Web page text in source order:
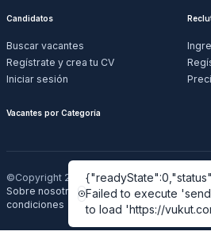
Candidatos
Buscar vacantes
Regístrate y crea tu CV
Iniciar sesión
Vacantes por Categoría
©Copyright 2026 Vukut
Sobre nosotros·Contácto ·Política de
condiciones
Failed to execute
to load 'https://